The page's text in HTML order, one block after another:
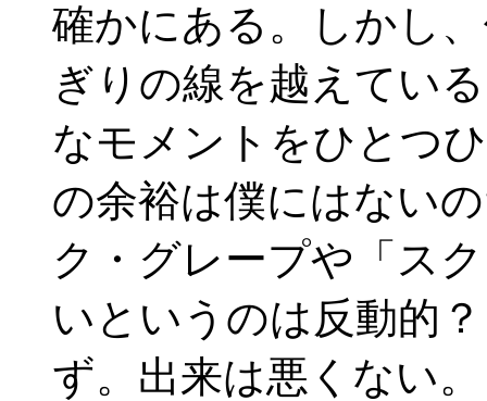
確かにある。しかし
ぎりの線を越えてい
なモメントをひとつ
の余裕は僕にはない
ク・グレープや「ス
いというのは反動的
ず。出来は悪くない。